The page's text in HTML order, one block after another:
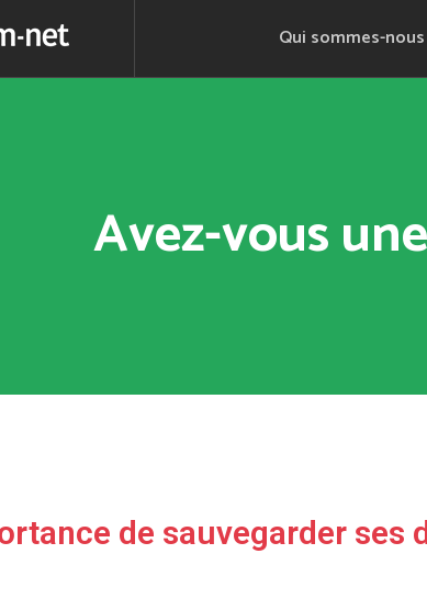
Qui sommes-
Avez-vous
de sauvegarder ses